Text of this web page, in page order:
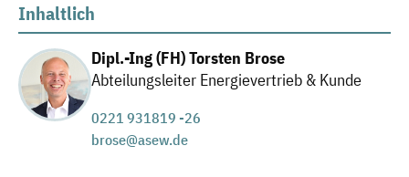
Inhaltlich
Dipl.-Ing (FH) Torsten Brose
Abteilungsleiter Energievertrieb & Kunde
0221 931819 -26
brose@asew.de